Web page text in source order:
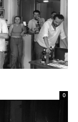
0